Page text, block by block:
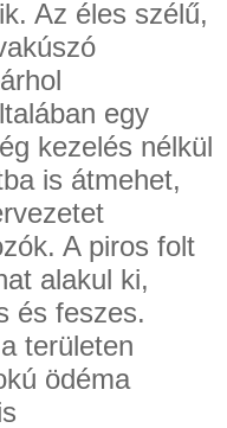
Az éles szélű,
egy
kezelés nélkül
is átmehet,
A piros folt
alakul ki,
és feszes.
területen
ödéma